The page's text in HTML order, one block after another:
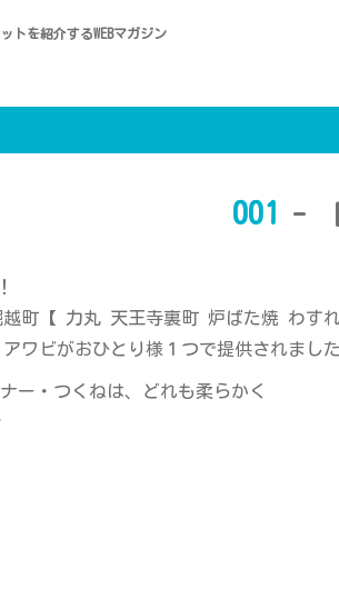
トを紹介するWEBマガジン
001 -
町【 力丸 天王寺裏町 炉ばた焼 わす
ワビがおひとり様１つで提供されました
ー・つくねは、どれも柔らかく